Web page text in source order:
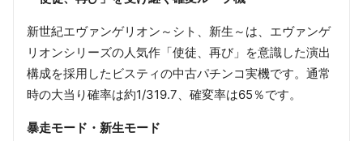
新世紀エヴァンゲリオン～シト、新生～は、エヴァンゲ
リオンシリーズの人気作「使徒、再び」を意識した演出
構成を採用したビスティの中古パチンコ実機です。通常
時の大当り確率は約1/319.7、確変率は65％です。
暴走モード・新生モード